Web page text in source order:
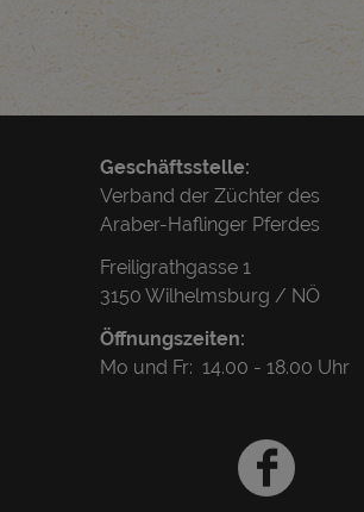
Geschäftsstelle:
Verband der Züchter des
Araber-Haflinger Pferdes
Freiligrathgasse 1
3150 Wilhelmsburg / NÖ
Öffnungszeiten:
Mo und Fr: 14.00 - 18.00 Uhr